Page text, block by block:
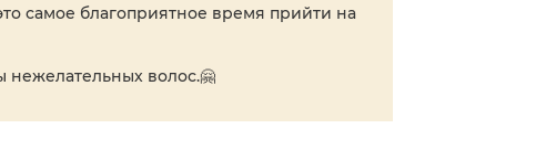
самое благоприятное время прийти на
нежелательных волос.🤗